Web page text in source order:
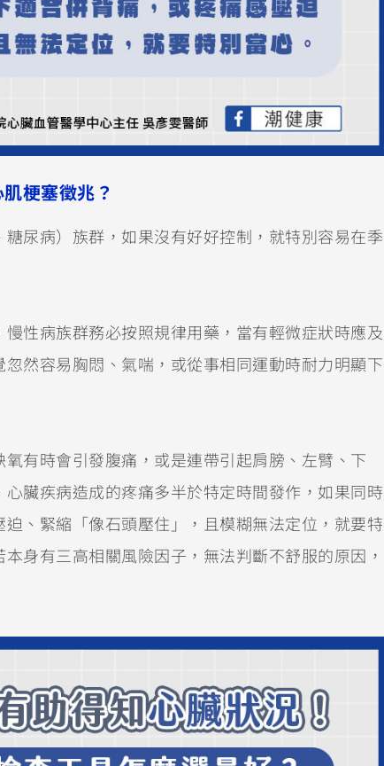
梗塞徵兆？
尿病）族群，如果沒有好好控制，就特別容易在季
性病族群務必按照規律用藥，當有輕微症狀時應及
然容易胸悶、氣喘，或從事相同運動時耐力明顯下
有時會引發腹痛，或是連帶引起肩膀、左臂、下
臟疾病造成的疼痛多半於特定時間發作，如果同時
、緊縮「像石頭壓住」，且模糊無法定位，就要特
身有三高相關風險因子，無法判斷不舒服的原因，